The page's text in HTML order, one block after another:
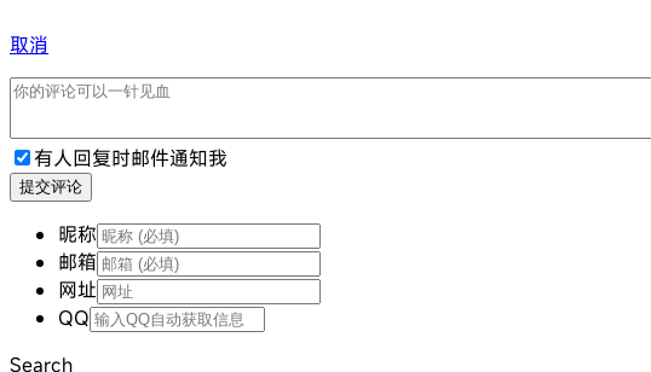
取消
有人回复时邮件通知我
提交评论
昵称
邮箱
网址
QQ
Search